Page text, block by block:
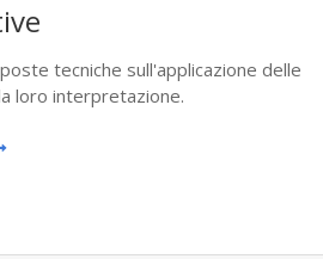
tecniche sull'applicazione delle
loro interpretazione.